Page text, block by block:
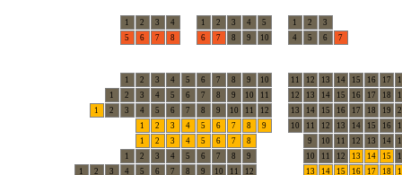
1 2 3 4 1 2 3 4 5 1 2
3
5
6 7 8 6 7 8 9 10 4 5 6 7
1 2 3 4 5 6 7 8 9 10 11 12 13 14 15 16 17
1
2 3 4 5 6 7 8 9 10 11 12 13 14 15 16 17 18
1
2 3 4 5 6 7 8 9 10 11 12 13 14 15 16 17 18 19
1
2 3 4 5 6 7 8 9 10 11 12 13 14 15 16
1
2 3 4 5 6 7 8 9 10 11 12 13 14
1
2 3 4 5 6 7 8 9 10 11 12 13 14 15
1
2 3 4 5 6 7 8 9 10 11 12 13 14 15 16 17 18